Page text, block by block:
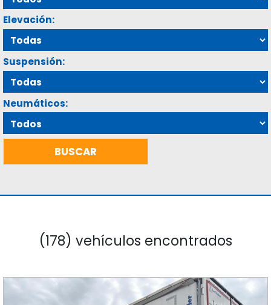
Elevación:
Suspensión:
Neumáticos:
(178) vehículos encontrados